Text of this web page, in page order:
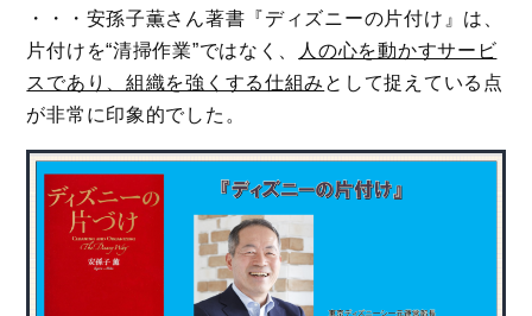
・・・安孫子薫さん著書『ディズニーの片付け』は、
片付けを“清掃作業”ではなく、
人の心を動かすサービ
スであり、組織を強くする仕組み として捉えている点
が非常に印象的でした。